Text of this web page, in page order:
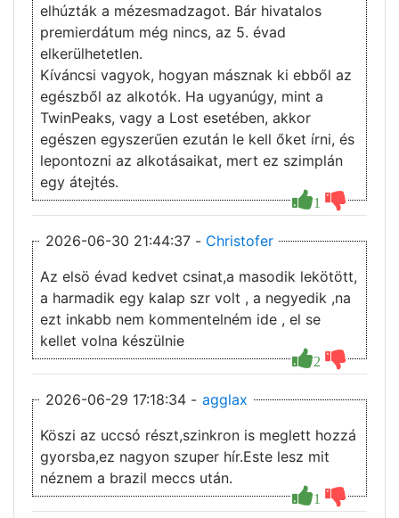
1
elhúzták a mézesmadzagot. Bár hivatalos
premierdátum még nincs, az 5. évad
elkerülhetetlen.
Kíváncsi vagyok, hogyan másznak ki ebből az
egészből az alkotók. Ha ugyanúgy, mint a
TwinPeaks, vagy a Lost esetében, akkor
egészen egyszerűen ezután le kell őket írni, és
lepontozni az alkotásaikat, mert ez szimplán
egy átejtés.
2026-06-30 21:44:37 - Christofer
2
Az elsö évad kedvet csinat,a masodik lekötött,
a harmadik egy kalap szr volt , a negyedik ,na
ezt inkabb nem kommentelném ide , el se
kellet volna készülnie
2026-06-29 17:18:34 - agglax
1
Köszi az uccsó részt,szinkron is meglett hozzá
gyorsba,ez nagyon szuper hír.Este lesz mit
néznem a brazil meccs után.